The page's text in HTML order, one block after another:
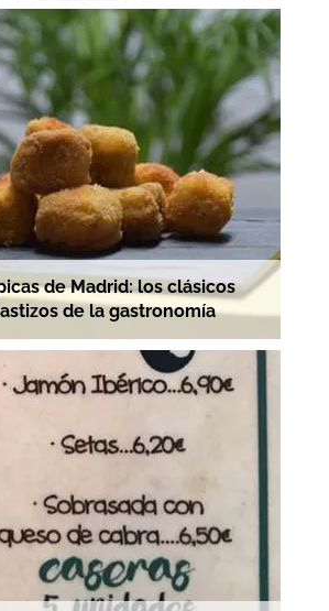
de Madrid: los clásicos
de la gastronomía